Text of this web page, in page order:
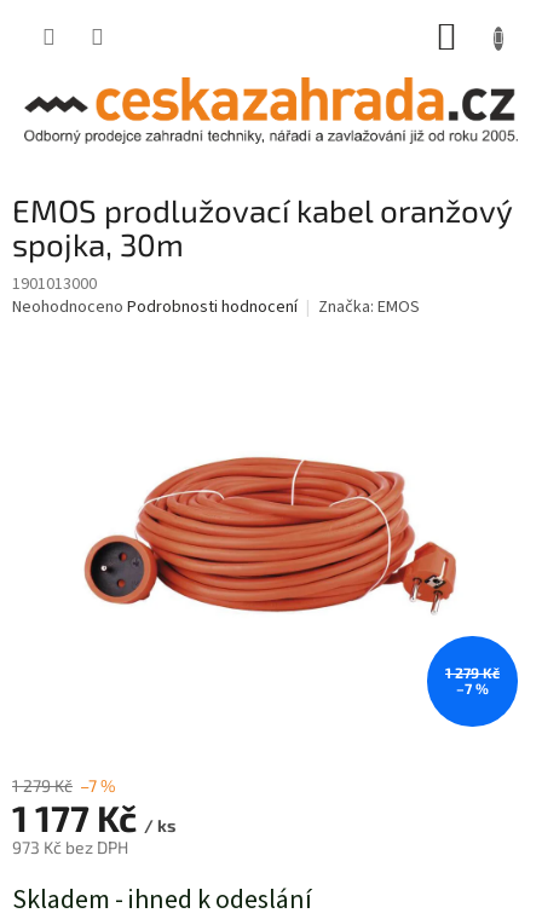
EMOS prodlužovací kabel oranžový
spojka, 30m
1901013000
Průměrné
Neohodnoceno Podrobnosti hodnocení Značka: EMOS
1 279 Kč
–7 %
1 279 Kč –7 %
1 177 Kč / ks
973 Kč bez DPH
cena:
Skladem - ihned k odeslání